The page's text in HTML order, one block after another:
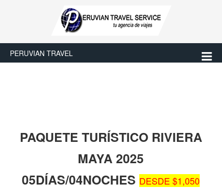
PERUVIAN TRAVEL
PAQUETE TURÍSTICO RIVIERA
MAYA 2025
05DÍAS/04NOCHESDESDE $1,050